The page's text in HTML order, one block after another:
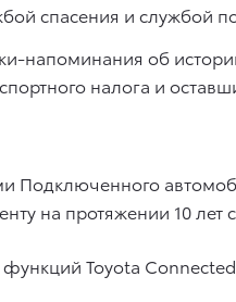
спасения и службой
напоминания об
налога и
Подключенного
на протяжении 10
Toyota